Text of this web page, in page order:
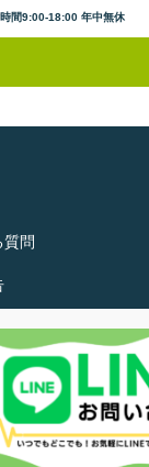
間9:00-18:00 年中無休
質問
© Recycle Hamachan